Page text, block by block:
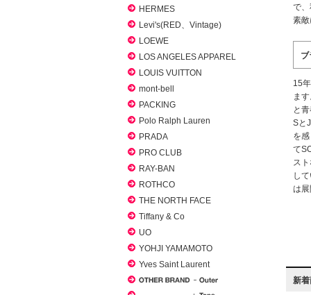
HERMES
Levi's(RED、Vintage)
LOEWE
LOS ANGELES APPAREL
LOUIS VUITTON
mont-bell
PACKING
Polo Ralph Lauren
PRADA
PRO CLUB
RAY-BAN
ROTHCO
THE NORTH FACE
Tiffany & Co
UO
YOHJI YAMAMOTO
Yves Saint Laurent
で
素
ブ
15
ま
と
Sと
を
て
ス
し
は
新